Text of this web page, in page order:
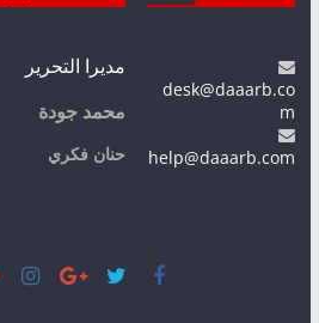
desk@daaarb.co
m
help@daaarb.com
مديرا التحرير
محمد جودة
حنان فكري